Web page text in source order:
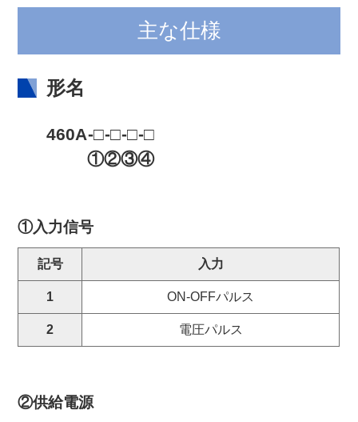
主な仕様
形名
460A-□-□-□-□
①②③④
①入力信号
記号 入力
1 ON-OFFパルス
2 電圧パルス
②供給電源